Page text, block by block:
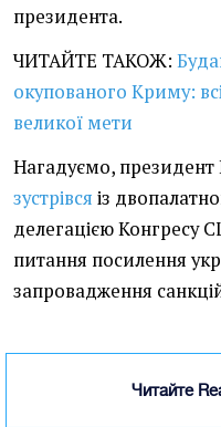
президента.
ЧИТАЙТЕ ТАКОЖ:
окупованого Криму:
великої мети
Нагадуємо,
зустрівся із
делегацією Конгресу
питання посилення
запровадження
Читайте